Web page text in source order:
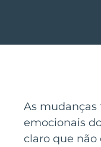
As mudanças
emocionais
claro que não